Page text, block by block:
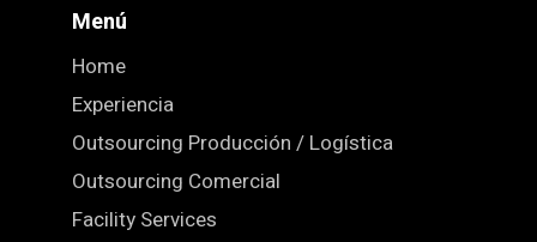
Menú
Home
Experiencia
Outsourcing Producción / Logística
Outsourcing Comercial
Facility Services